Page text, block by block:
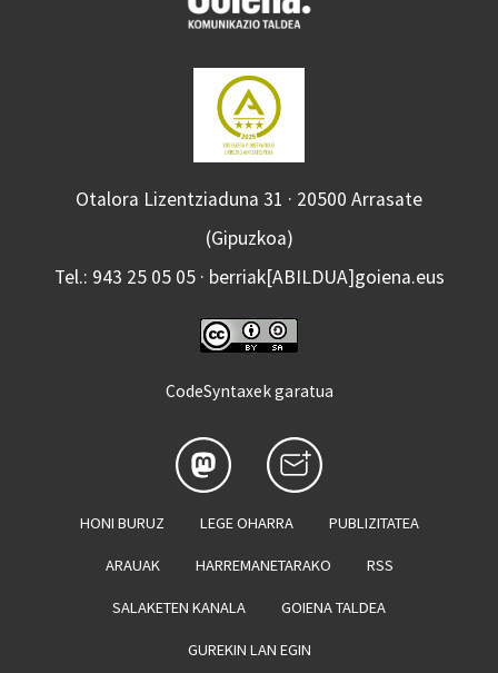
Otalora Lizentziaduna 31 · 20500 Arrasate
(Gipuzkoa)
Tel.: 943 25 05 05 · berriak[ABILDUA]goiena.eus
CodeSyntaxek garatua
HONI BURUZ LEGE OHARRA PUBLIZITATEA
ARAUAK HARREMANETARAKO RSS
SALAKETEN KANALA GOIENA TALDEA
GUREKIN LAN EGIN